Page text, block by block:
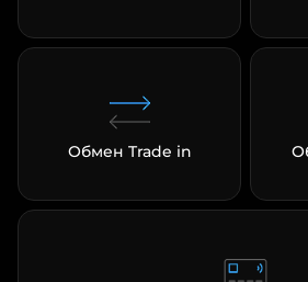
Обмен Trade in